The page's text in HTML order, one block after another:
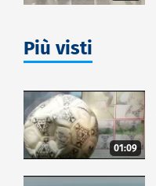
Più visti
01:09